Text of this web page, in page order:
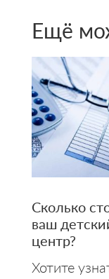
Ещё
Сколько
ваш
центр?
Хотите